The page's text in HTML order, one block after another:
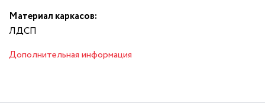
Материал каркасов:
ЛДСП
Дополнительная информация